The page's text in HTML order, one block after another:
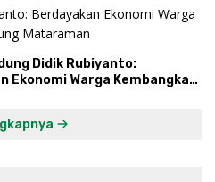
Hasil
Didik Rubiyanto:
Ekonomi Warga Kembangkan